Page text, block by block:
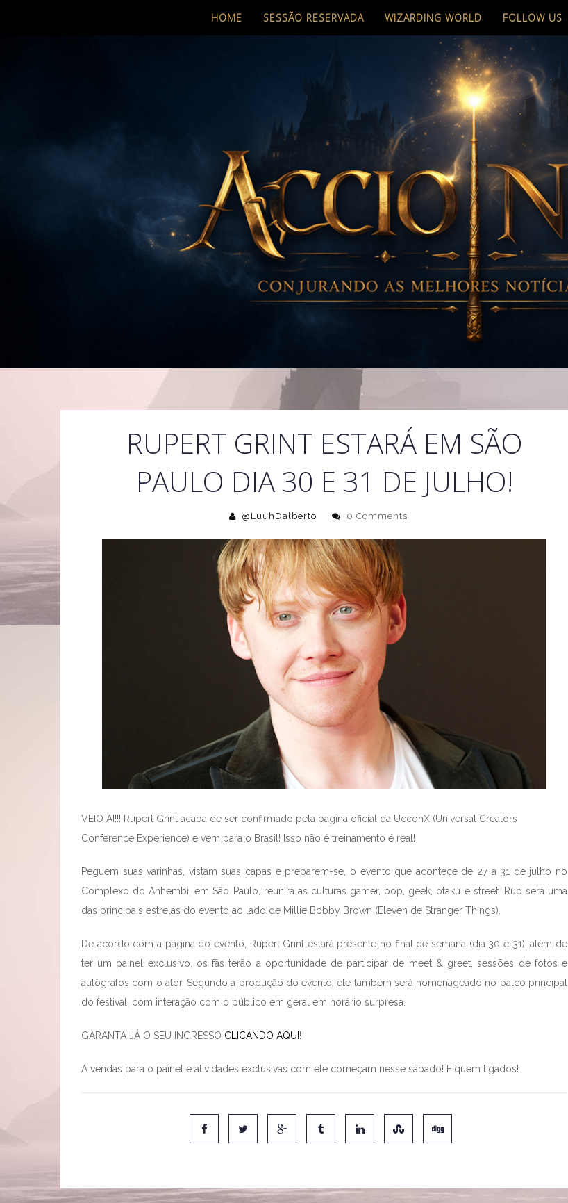
HOME SESSÃO RESERVADA WIZARDING WORLD FOLLOW US
RUPERT GRINT ESTARÁ EM SÃO
PAULO DIA 30 E 31 DE JULHO!
@LuuhDalberto 0 Comments
VEIO AI!!! Rupert Grint acaba de ser confirmado pela pagina oficial da UcconX (Universal Creators
Conference Experience) e vem para o Brasil! Isso não é treinamento é real!
Peguem suas varinhas, vistam suas capas e preparem-se, o evento que acontece de 27 a 31 de julho no
Complexo do Anhembi, em São Paulo, reunirá as culturas gamer, pop, geek, otaku e street. Rup será uma
das principais estrelas do evento ao lado de Millie Bobby Brown (Eleven de Stranger Things).
De acordo com a página do evento, Rupert Grint estará presente no final de semana (dia 30 e 31), além de
ter um painel exclusivo, os fãs terão a oportunidade de participar de meet & greet, sessões de fotos e
autógrafos com o ator. Segundo a produção do evento, ele também será homenageado no palco principal
do festival, com interação com o público em geral em horário surpresa.
GARANTA JÁ O SEU INGRESSO CLICANDO AQUI !
A vendas para o painel e atividades exclusivas com ele começam nesse sábado! Fiquem ligados!